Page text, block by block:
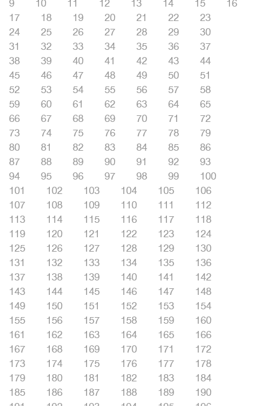
17
18 19 20 21 22
23
24
25 26 27 28 29
30
31
32 33 34 35 36
37
38
39 40 41 42 43
44
45
46 47 48 49 50
51
52
53 54 55 56 57
58
59
60 61 62 63 64
65
66
67 68 69 70 71
72
73
74 75 76 77 78
79
80
81 82 83 84 85
86
87
88 89 90 91 92
93
94
95 96 97 98 99
100
101
102 103 104 105
106
107
108 109 110 111
112
113
114 115 116 117
118
119
120 121 122 123
124
125
126 127 128 129
130
131
132 133 134 135
136
137
138 139 140 141
142
143
144 145 146 147
148
149
150 151 152 153
154
155
156 157 158 159
160
161
162 163 164 165
166
167
168 169 170 171
172
173
174 175 176 177
178
179
180 181 182 183
184
185
186 187 188 189
190